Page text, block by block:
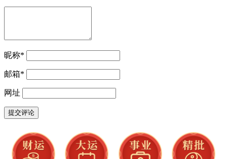
昵称*
邮箱*
网址